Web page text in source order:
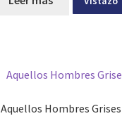
Aquellos Hombres Grises